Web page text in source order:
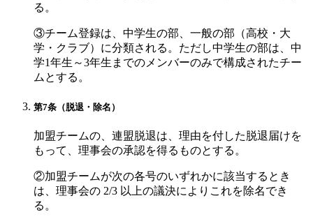
る。
③チーム登録は、中学生の部、一般の部（高校・大
学・クラブ）に分類される。ただし中学生の部は、中
学1年生～3年生までのメンバーのみで構成されたチー
ムとする。
第7条（脱退・除名）
加盟チームの、連盟脱退は、理由を付した脱退届けを
もって、理事会の承認を得るものとする。
②加盟チームが次の各号のいずれかに該当するとき
は、理事会の 2/3 以上の議決によりこれを除名でき
る。